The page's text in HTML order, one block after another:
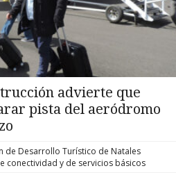
advierte que
pista del aeródromo
de Desarrollo Turístico de Natales
conectividad y de servicios básicos